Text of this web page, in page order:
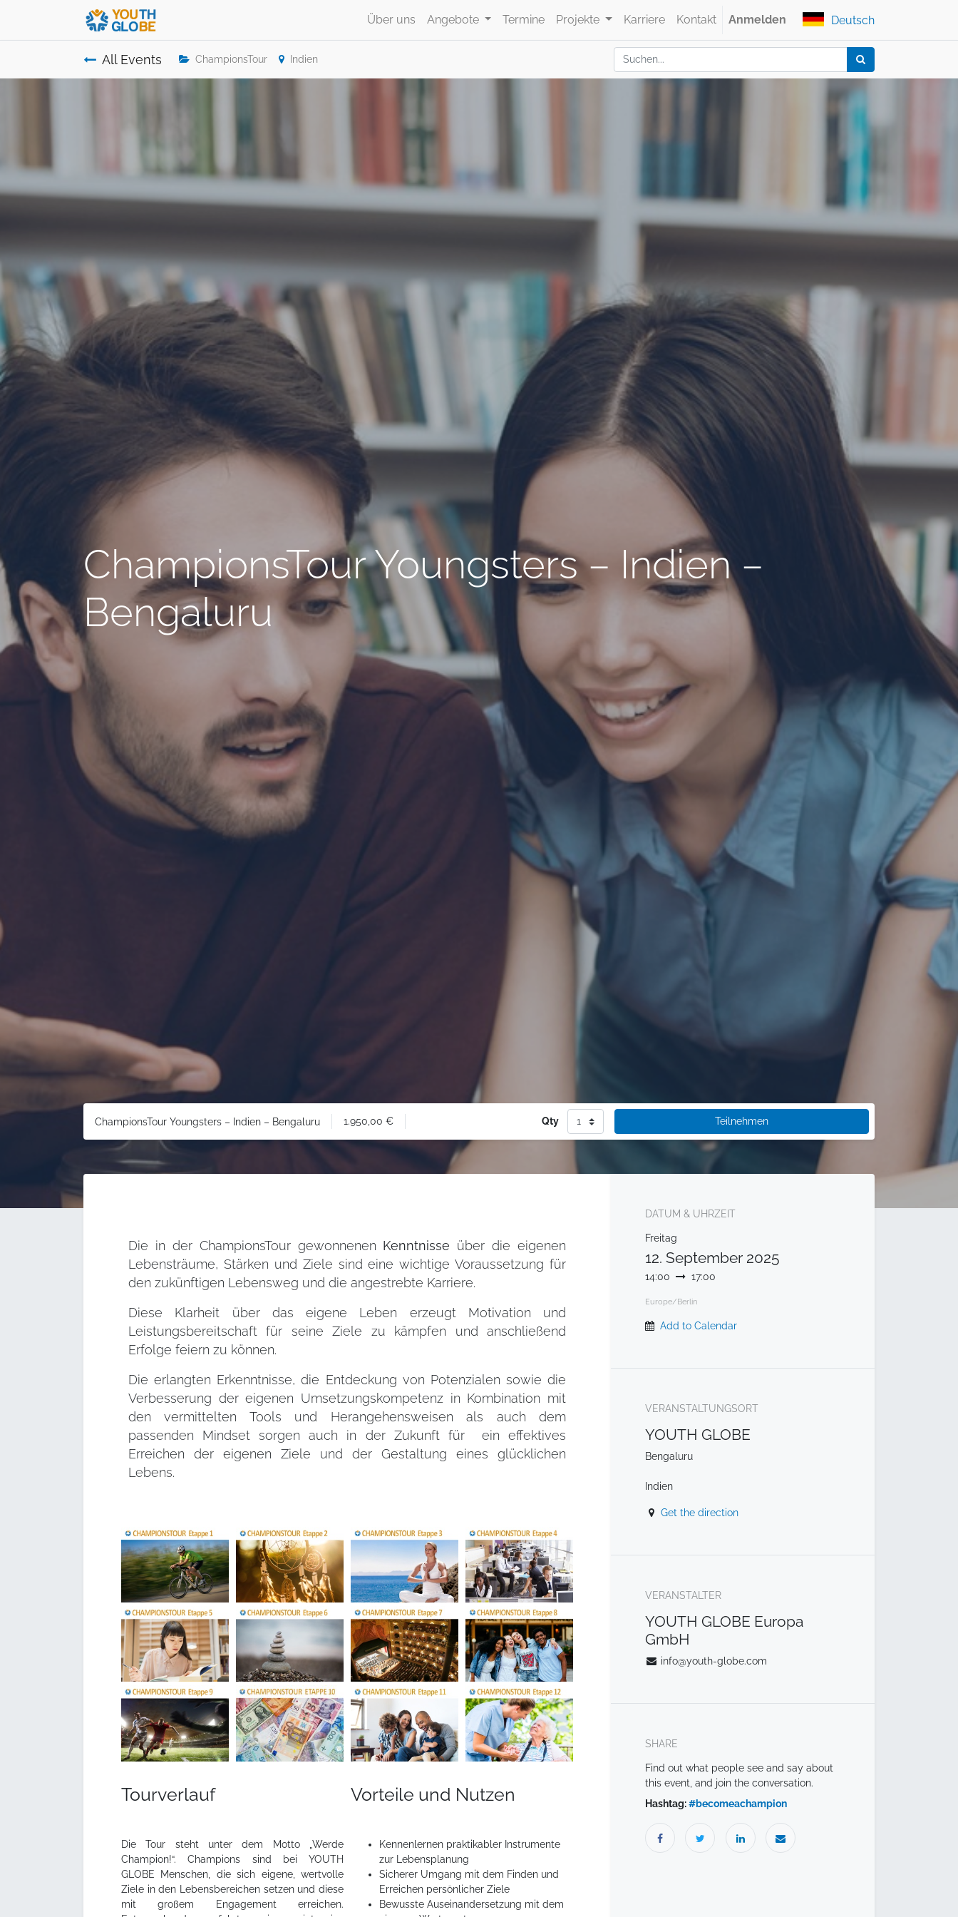
Über uns Angebote Termine Projekte Karriere Kontakt Anmelden Deutsch
All Events ChampionsTour Indien
ChampionsTour Youngsters – Indien –
Bengaluru
ChampionsTour Youngsters – Indien – Bengaluru 1.950,00 € Qty Teilnehmen
Die in der ChampionsTour gewonnenen Kenntnisse über die eigenen
Lebensträume, Stärken und Ziele sind eine wichtige Voraussetzung für
den zukünftigen Lebensweg und die angestrebte Karriere.
Diese Klarheit über das eigene Leben erzeugt Motivation und
Leistungsbereitschaft für seine Ziele zu kämpfen und anschließend
Erfolge feiern zu können.
Die erlangten Erkenntnisse, die Entdeckung von Potenzialen sowie die
Verbesserung der eigenen Umsetzungskompetenz in Kombination mit
den vermittelten Tools und Herangehensweisen als auch dem
passenden Mindset sorgen auch in der Zukunft für ein effektives
Erreichen der eigenen Ziele und der Gestaltung eines glücklichen
Lebens.
Tourverlauf
Die Tour steht unter dem Motto „Werde
Champion!“. Champions sind bei YOUTH
GLOBE Menschen, die sich eigene, wertvolle
Ziele in den Lebensbereichen setzen und diese
mit großem Engagement erreichen.
Vorteile und Nutzen
Kennenlernen praktikabler Instrumente
zur Lebensplanung
Sicherer Umgang mit dem Finden und
Erreichen persönlicher Ziele
Bewusste Auseinandersetzung mit dem
DATUM & UHRZEIT
Freitag
12. September 2025
14:00 17:00
Europe/Berlin
Add to Calendar
VERANSTALTUNGSORT
YOUTH GLOBE
Bengaluru
Indien
Get the direction
VERANSTALTER
YOUTH GLOBE Europa
GmbH
info@youth-globe.com
SHARE
Find out what people see and say about
this event, and join the conversation.
Hashtag:#becomeachampion